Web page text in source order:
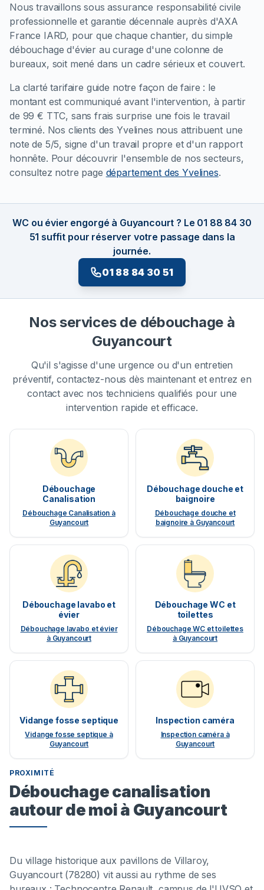
Nous travaillons sous assurance responsabilité civile
professionnelle et garantie décennale auprès d'AXA
France IARD, pour que chaque chantier, du simple
débouchage d'évier au curage d'une colonne de
bureaux, soit mené dans un cadre sérieux et couvert.
La clarté tarifaire guide notre façon de faire : le
montant est communiqué avant l'intervention, à partir
de 99 € TTC, sans frais surprise une fois le travail
terminé. Nos clients des Yvelines nous attribuent une
note de 5/5, signe d'un travail propre et d'un rapport
honnête. Pour découvrir l'ensemble de nos secteurs,
consultez notre page département des Yvelines.
WC ou évier engorgé à Guyancourt ? Le 01 88 84 30
51 suffit pour réserver votre passage dans la
journée.
01 88 84 30 51
Nos services de débouchage à
Guyancourt
Qu'il s'agisse d'une urgence ou d'un entretien
préventif, contactez-nous dès maintenant et entrez en
contact avec nos techniciens qualifiés pour une
intervention rapide et efficace.
Débouchage
Canalisation
Débouchage Canalisation à
Guyancourt
Débouchage douche et
baignoire
Débouchage douche et
baignoire à Guyancourt
Débouchage lavabo et
évier
Débouchage lavabo et évier
à Guyancourt
Débouchage WC et
toilettes
Débouchage WC et toilettes
à Guyancourt
Vidange fosse septique
Vidange fosse septique à
Guyancourt
Inspection caméra
Inspection caméra à
Guyancourt
PROXIMITÉ
Débouchage canalisation
autour de moi à Guyancourt
Du village historique aux pavillons de Villaroy,
Guyancourt (78280) vit aussi au rythme de ses